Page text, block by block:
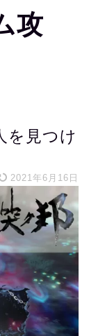
攻
を見つけ
2021年6月16日